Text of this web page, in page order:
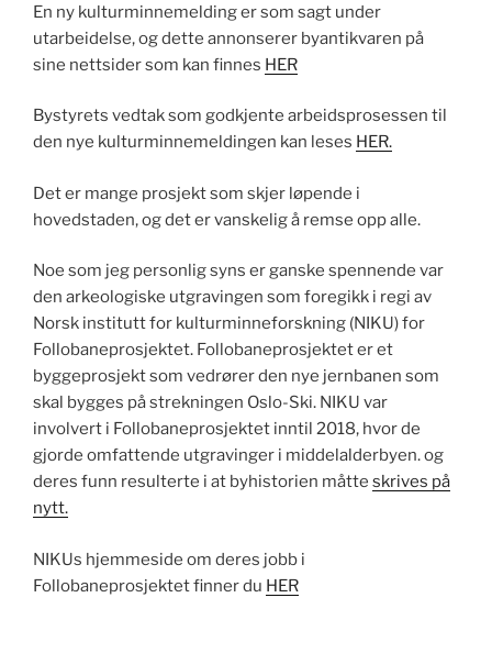
En ny kulturminnemelding er som sagt under
utarbeidelse, og dette annonserer byantikvaren på
sine nettsider som kan finnes HER
Bystyrets vedtak som godkjente arbeidsprosessen til
den nye kulturminnemeldingen kan leses HER.
Det er mange prosjekt som skjer løpende i
hovedstaden, og det er vanskelig å remse opp alle.
Noe som jeg personlig syns er ganske spennende var
den arkeologiske utgravingen som foregikk i regi av
Norsk institutt for kulturminneforskning (NIKU) for
Follobaneprosjektet. Follobaneprosjektet er et
byggeprosjekt som vedrører den nye jernbanen som
skal bygges på strekningen Oslo-Ski. NIKU var
involvert i Follobaneprosjektet inntil 2018, hvor de
gjorde omfattende utgravinger i middelalderbyen. og
deres funn resulterte i at byhistorien måtte skrives på
nytt.
NIKUs hjemmeside om deres jobb i
Follobaneprosjektet finner du HER